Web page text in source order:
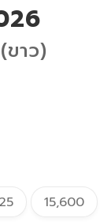
าว)
15,600